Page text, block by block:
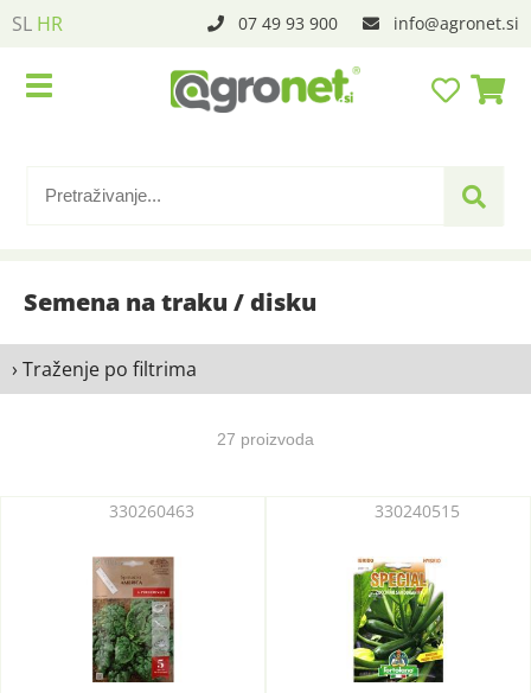
SL HR 07 49 93 900 info agronet.si
Semena na traku / disku
› Traženje po filtrima
27 proizvoda
330260463 330240515